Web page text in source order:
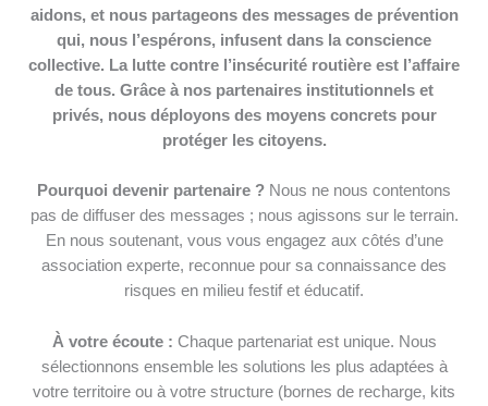
aidons, et nous partageons des messages de prévention
qui, nous l’espérons, infusent dans la conscience
collective. La lutte contre l’insécurité routière est l’affaire
de tous. Grâce à nos partenaires institutionnels et
privés, nous déployons des moyens concrets pour
protéger les citoyens.
Pourquoi devenir partenaire ? Nous ne nous contentons
pas de diffuser des messages ; nous agissons sur le terrain.
En nous soutenant, vous vous engagez aux côtés d’une
association experte, reconnue pour sa connaissance des
risques en milieu festif et éducatif.
À votre écoute : Chaque partenariat est unique. Nous
sélectionnons ensemble les solutions les plus adaptées à
votre territoire ou à votre structure (bornes de recharge, kits